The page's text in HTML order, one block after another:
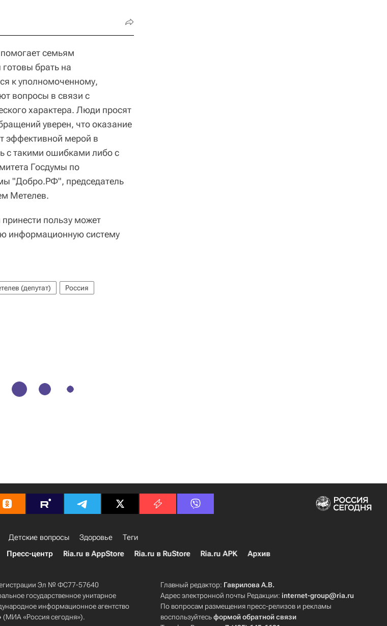
семьям
брать на
к уполномоченному,
вопросы в связи с
характера. Люди просят
уверен, что оказание
эффективной мерой в
с такими ошибками либо с
Госдумы по
"Добро.РФ", председатель
Метелев.
пользу может
информационную систему
(депутат) Россия
Детские вопросы Здоровье
Теги
Пресс-центр Ria.ru в AppStore Ria.ru в RuStore Ria.ru APK Архив
Эл № ФС77-57640
государственное унитарное
информационное агентство
(МИА «Россия сегодня»).
Главный редактор: Гаврилова А.В.
Адрес электронной почты Редакции:internet-group@ria.ru
По вопросам размещения пресс-релизов и рекламы
воспользуйтесьформой обратной связи